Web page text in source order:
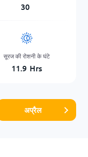
30
सूरज की रोशनी के घंटे
11.9 Hrs
अप्रैल